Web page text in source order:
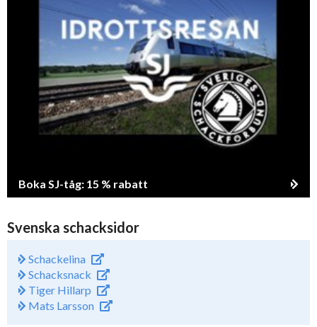
Boka SJ-tåg: 15 % rabatt
Svenska schacksidor
Schackelina
Schacksnack
Tiger Hillarp
Mats Larsson